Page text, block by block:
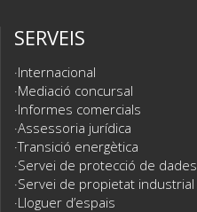
SERVEIS
Internacional
Mediació concursal
Informes comercials
Assessoria jurídica
Transició energètica
Servei de protecció de dades
Servei de propietat industrial
Lloguer d’espais